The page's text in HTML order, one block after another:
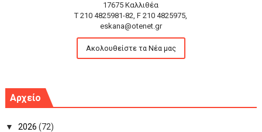
17675 Καλλιθέα
T 210 4825981-82, F 210 4825975,
eskana@otenet.gr
Ακολουθείστε τα Νέα μας
Αρχείο
▼ 2026 (72)